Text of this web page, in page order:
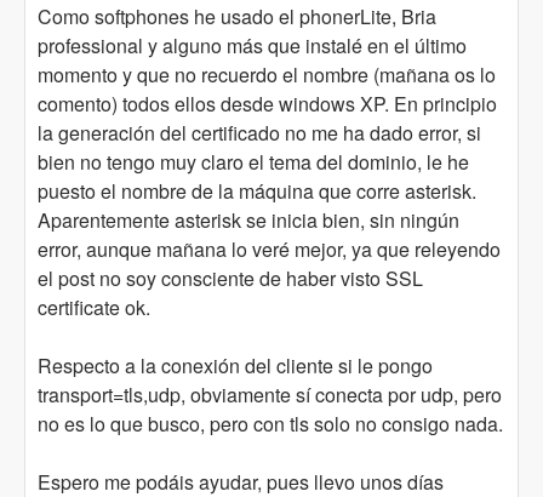
Como softphones he usado el phonerLite, Bria
professional y alguno más que instalé en el último
momento y que no recuerdo el nombre (mañana os lo
comento) todos ellos desde windows XP. En principio
la generación del certificado no me ha dado error, si
bien no tengo muy claro el tema del dominio, le he
puesto el nombre de la máquina que corre asterisk.
Aparentemente asterisk se inicia bien, sin ningún
error, aunque mañana lo veré mejor, ya que releyendo
el post no soy consciente de haber visto SSL
certificate ok.
Respecto a la conexión del cliente si le pongo
transport=tls,udp, obviamente sí conecta por udp, pero
no es lo que busco, pero con tls solo no consigo nada.
Espero me podáis ayudar, pues llevo unos días